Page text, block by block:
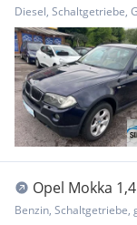
Diesel, Schaltgetriebe,
Opel Mokka
Start/Stop
Benzin, Schaltgetriebe,